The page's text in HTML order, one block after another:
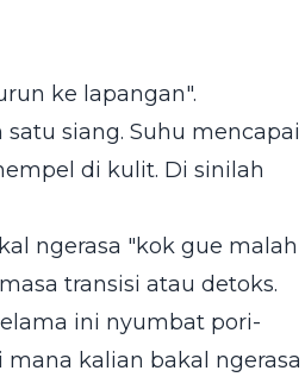
ke lapangan".
siang. Suhu mencapai
di kulit. Di sinilah
ngerasa "kok gue malah
transisi atau detoks.
ini nyumbat pori-
kalian bakal ngerasa